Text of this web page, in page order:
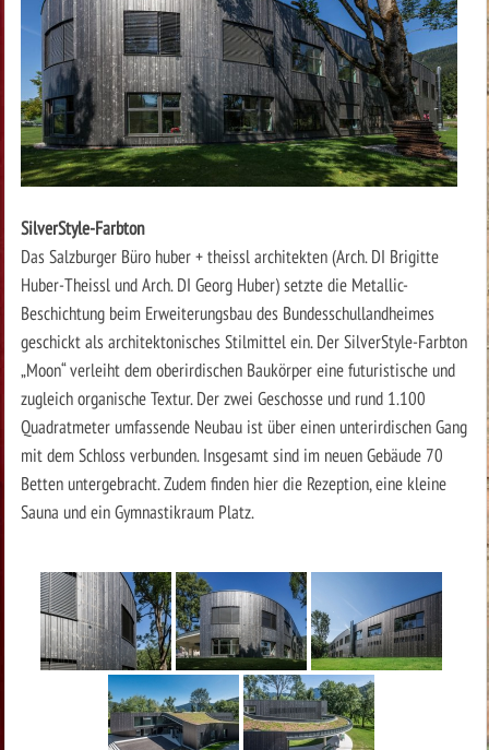
SilverStyle-Farbton
Das Salzburger Büro huber + theissl architekten (Arch. DI Brigitte
Huber-Theissl und Arch. DI Georg Huber) setzte die Metallic-
Beschichtung beim Erweiterungsbau des Bundesschullandheimes
geschickt als architektonisches Stilmittel ein. Der SilverStyle-Farbton
„Moon“ verleiht dem oberirdischen Baukörper eine futuristische und
zugleich organische Textur. Der zwei Geschosse und rund 1.100
Quadratmeter umfassende Neubau ist über einen unterirdischen Gang
mit dem Schloss verbunden. Insgesamt sind im neuen Gebäude 70
Betten untergebracht. Zudem finden hier die Rezeption, eine kleine
Sauna und ein Gymnastikraum Platz.